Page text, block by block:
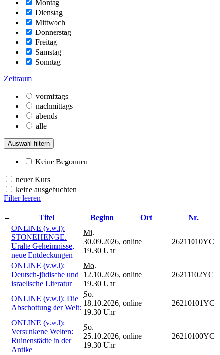
Montag
Dienstag
Mittwoch
Donnerstag
Freitag
Samstag
Sonntag
Zeitraum
vormittags
nachmittags
abends
alle
Auswahl filtern
Keine Begonnen
neuer Kurs
keine ausgebuchten
Filter leeren
– Titel Beginn Ort
Nr.
ONLINE (v.w.l):
STONEHENGE.
Uralte Geheimnisse,
neue Entdeckungen
Mi.
30.09.2026,
19.30 Uhr
online 26211010YC
ONLINE (v.w.l):
Deutsch-jüdische und
israelische Literatur
Mo.
12.10.2026,
19.30 Uhr
online 26211102YC
ONLINE (v.w.l): Die
Abschottung der Welt:
So.
18.10.2026,
19.30 Uhr
online 26210101YC
ONLINE (v.w.l):
Versunkene Welten:
Ruinenstädte in der
Antike
So.
25.10.2026,
19.30 Uhr
online 26210100YC